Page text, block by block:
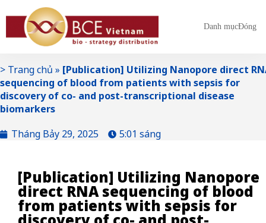
Danh mụcĐóng
> Trang chủ » [Publication] Utilizing Nanopore direct
sequencing of blood from patients with sepsis for
discovery of co- and post-transcriptional disease
biomarkers
Tháng Bảy 29, 2025
5:01 sáng
[Publication] Utilizing Nanopore
direct RNA sequencing of blood
from patients with sepsis for